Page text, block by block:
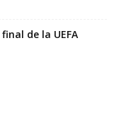
de la UEFA